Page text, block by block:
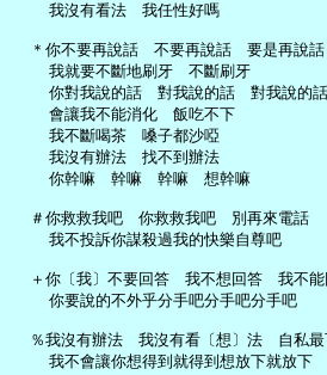
     我沒有看法　我任性好嗎
   ＊你不要再說話　不要再說話　要是再說話
     我就要不斷地刷牙　不斷刷牙
     你對我說的話　對我說的話　對我說的話
     會讓我不能消化　飯吃不下
     我不斷喝茶　嗓子都沙啞
     我沒有辦法　找不到辦法
     你幹嘛　幹嘛　幹嘛　想幹嘛
   ＃你救救我吧　你救救我吧　別再來電話
     我不投訴你謀殺過我的快樂自尊吧
＋你〔我〕不要回答　我不想回答　我不
     你要說的不外乎分手吧分手吧分手吧
％我沒有辦法　我沒有看〔想〕法　自私
     我不會讓你想得到就得到想放下就放下